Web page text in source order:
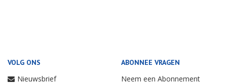
VOLG ONS
Nieuwsbrief
ABONNEE VRAGEN
Neem een Abonnement